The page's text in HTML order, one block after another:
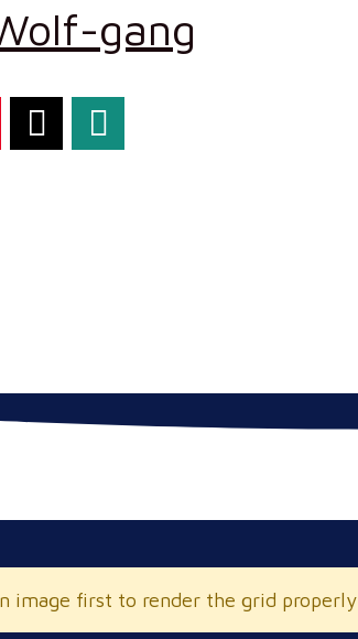
gang
image first to render the grid properly